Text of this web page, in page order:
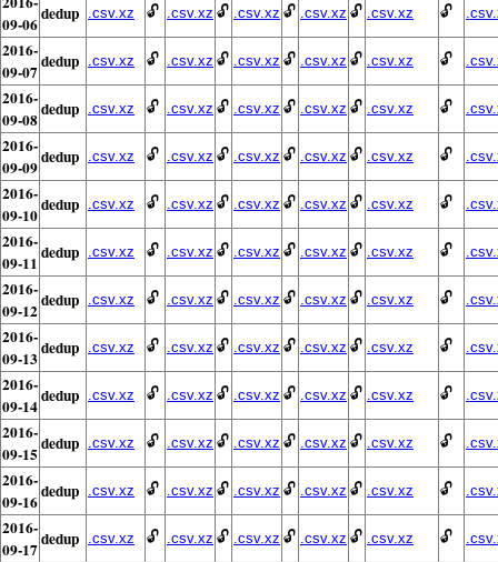
09-06dedup .csv.xz 🔓 .csv.xz 🔓 .csv.xz 🔓 .csv.xz 🔓 .csv.xz 🔓
2016-
09-07dedup .csv.xz 🔓 .csv.xz 🔓 .csv.xz 🔓 .csv.xz 🔓 .csv.xz 🔓
2016-
09-08dedup .csv.xz 🔓 .csv.xz 🔓 .csv.xz 🔓 .csv.xz 🔓 .csv.xz 🔓
2016-
09-09dedup .csv.xz 🔓 .csv.xz 🔓 .csv.xz 🔓 .csv.xz 🔓 .csv.xz 🔓
2016-
09-10dedup .csv.xz 🔓 .csv.xz 🔓 .csv.xz 🔓 .csv.xz 🔓 .csv.xz 🔓
2016-
09-11 dedup .csv.xz 🔓 .csv.xz 🔓 .csv.xz 🔓 .csv.xz 🔓 .csv.xz 🔓
2016-
09-12dedup .csv.xz 🔓 .csv.xz 🔓 .csv.xz 🔓 .csv.xz 🔓 .csv.xz 🔓
2016-
09-13dedup .csv.xz 🔓 .csv.xz 🔓 .csv.xz 🔓 .csv.xz 🔓 .csv.xz 🔓
2016-
09-14dedup .csv.xz 🔓 .csv.xz 🔓 .csv.xz 🔓 .csv.xz 🔓 .csv.xz 🔓
2016-
09-15 dedup .csv.xz 🔓 .csv.xz 🔓 .csv.xz 🔓 .csv.xz 🔓 .csv.xz 🔓
2016-
09-16dedup .csv.xz 🔓 .csv.xz 🔓 .csv.xz 🔓 .csv.xz 🔓 .csv.xz 🔓
2016-
09-17dedup .csv.xz 🔓 .csv.xz 🔓 .csv.xz 🔓 .csv.xz 🔓 .csv.xz 🔓